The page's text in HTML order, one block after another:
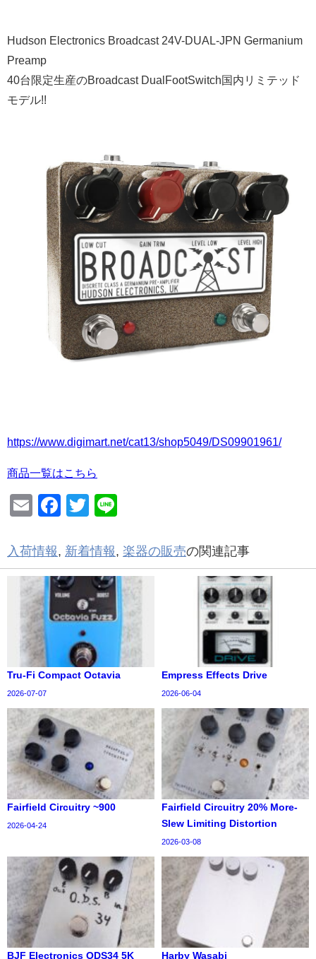
Hudson Electronics Broadcast 24V-DUAL-JPN Germanium
Preamp
40台限定生産のBroadcast DualFootSwitch国内リミテッド
モデル!!
https://www.digimart.net/cat13/shop5049/DS09901961/
商品一覧はこちら
EmailFacebook
Twitter
入荷情報, 新着情報, 楽器の販売の関連記事
Tru-Fi Compact Octavia
2026-07-07
Empress Effects Drive
2026-06-04
Fairfield Circuitry ~900
2026-04-24
Fairfield Circuitry 20% More-
Slew Limiting Distortion
2026-03-08
BJF Electronics ODS34 5K Harby Wasabi